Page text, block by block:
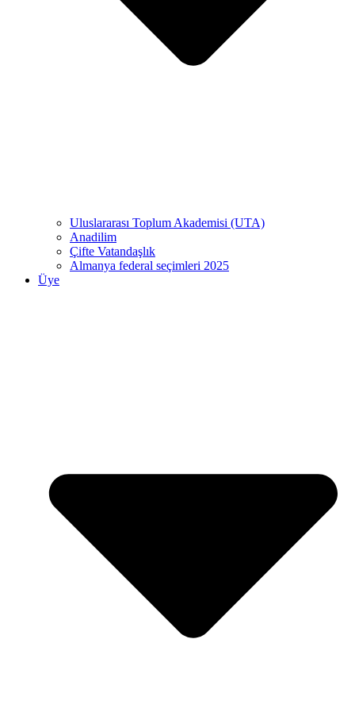
Uluslararası Toplum Akademisi (UTA)
Anadilim
Çifte Vatandaşlık
Almanya federal seçimleri 2025
Üye